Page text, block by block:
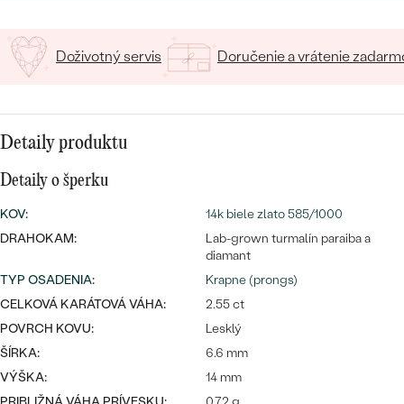
svadobné
obrúčky
DRAHOKAM
ZLATO
PLATINA
S DRAHOKAMAMI
S LAB GROWN DIAMANTMI
S PERLAMI
PODĽA ŠTÝLU
MINIMALISTICKÉ
PODĽA PRÍLEŽITOSTI
PODĽA FARBY
CENOVO DOSTUPNÉ
LUXUSNÉ
LUXUSNÉ
Doživotný servis Doručenie a vrátenie
Detaily produktu
Detaily o šperku
KOV:
14k biele zlato 585/1000
DRAHOKAM:
Lab-grown turmalín paraiba a
diamant
TYP OSADENIA:
Krapne (prongs)
CELKOVÁ KARÁTOVÁ VÁHA:
2.55 ct
POVRCH KOVU:
Lesklý
ŠÍRKA:
6.6 mm
VÝŠKA:
14 mm